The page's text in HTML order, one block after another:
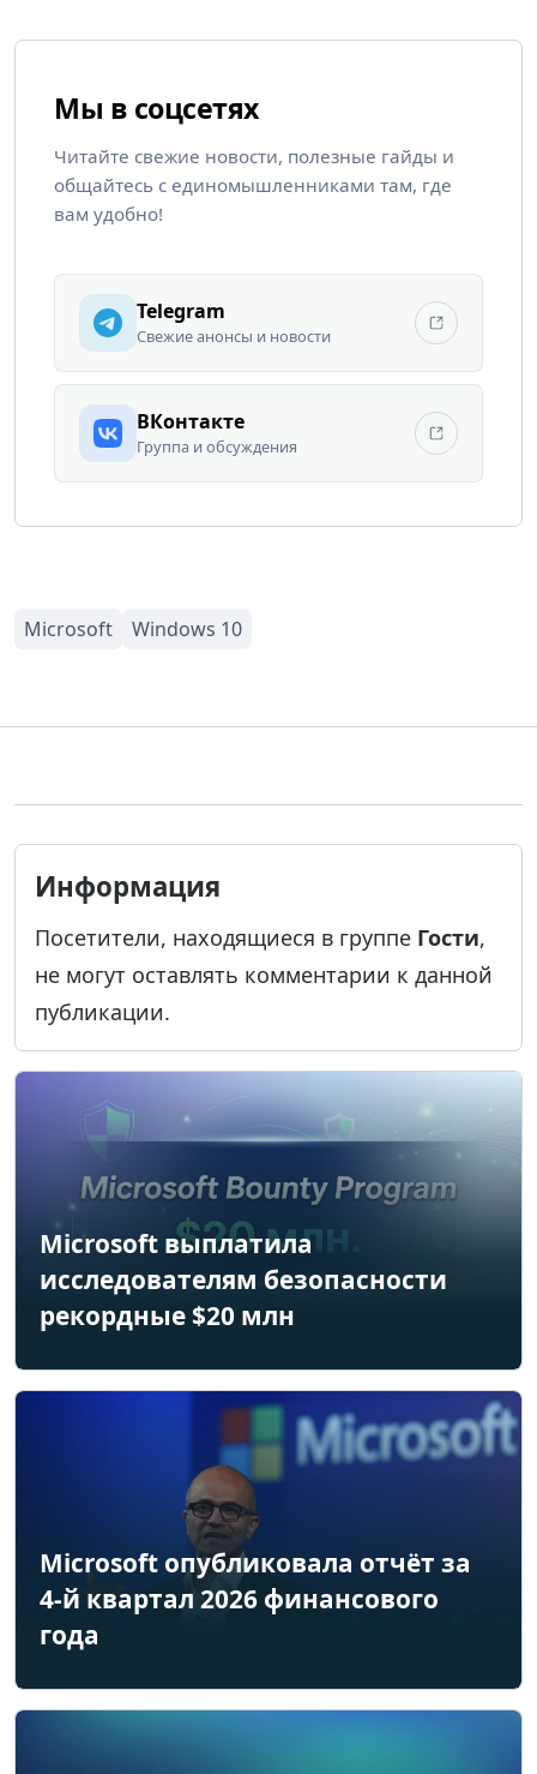
Мы в соцсетях
Читайте свежие новости, полезные гайды и
общайтесь с единомышленниками там, где
вам удобно!
Telegram
Свежие анонсы и новости
ВКонтакте
Группа и обсуждения
Информация
Посетители, находящиеся в группе Гости,
не могут оставлять комментарии к данной
публикации.
Microsoft выплатила
исследователям безопасности
рекордные $20 млн
Microsoft опубликовала отчёт за
4-й квартал 2026 финансового
года